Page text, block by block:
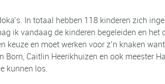
In totaal hebben 118 kinderen zich
ik vandaag de kinderen begeleiden en het
en moet werken voor z’n knaken
Caitlin Heerikhuizen en ook meester
kunnen los.